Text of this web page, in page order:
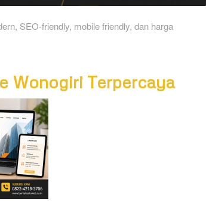
SEO-friendly, mobile friendly, dan harga
Wonogiri Terpercaya